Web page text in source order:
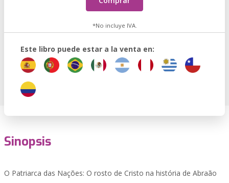
*No incluye IVA.
Este libro puede estar a la venta en:
Sinopsis
O Patriarca das Nações: O rosto de Cristo na história de Abraão